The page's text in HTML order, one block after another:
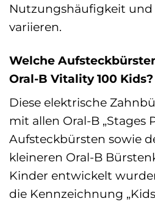
Nutzungshäufigkeit und
variieren.
Welche
Oral-B Vitality 100 Kids?
Diese elektrische
mit allen Oral-B „Stages
Aufsteckbürsten sowie
kleineren Oral-B
Kinder entwickelt
die Kennzeichnung